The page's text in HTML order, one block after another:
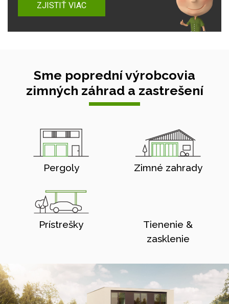
ZJISTIŤ VIAC
Sme poprední výrobcovia
zimných záhrad a zastrešení
Pergoly Zimné zahrady
Prístrešky
Tienenie &
zasklenie